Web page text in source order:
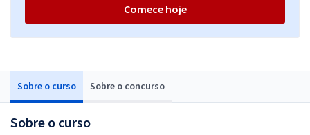
Sobre o curso Sobre o concurso
Sobre o curso
Comece hoje